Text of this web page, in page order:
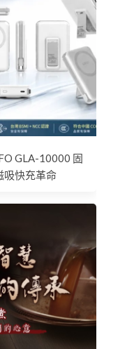
GLA-10000 固
吸快充革命